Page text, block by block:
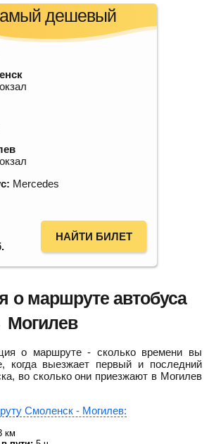
дешевый
Mercedes
НАЙТИ БИЛЕТ
о маршруте автобуса
о маршруте - сколько времени вы
когда выезжает первый и последний
во сколько они приезжают в Могилев
Смоленск - Могилев:
км